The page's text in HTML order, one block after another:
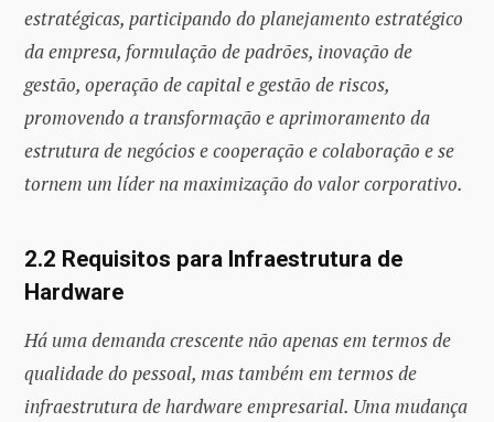
estratégicas, participando do planejamento estratégico
da empresa, formulação de padrões, inovação de
gestão, operação de capital e gestão de riscos,
promovendo a transformação e aprimoramento da
estrutura de negócios e cooperação e colaboração e se
tornem um líder na maximização do valor corporativo.
2.2 Requisitos para Infraestrutura de
Hardware
Há uma demanda crescente não apenas em termos de
qualidade do pessoal, mas também em termos de
infraestrutura de hardware empresarial. Uma mudança